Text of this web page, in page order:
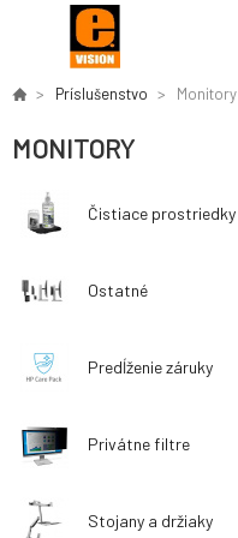
Príslušenstvo Monitory
MONITORY
Čistiace prostriedky
Ostatné
Predĺženie záruky
Privátne filtre
Stojany a držiaky